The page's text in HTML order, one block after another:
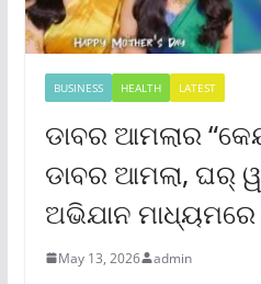
BUSINESS HEALTH LATEST
ଡାବର ଆମଲାର
ଡାବର ଆମଲା, ଘର୍
ଅଭିଯାନ ମାଧ୍ୟମରେ
May 13, 2026 admin